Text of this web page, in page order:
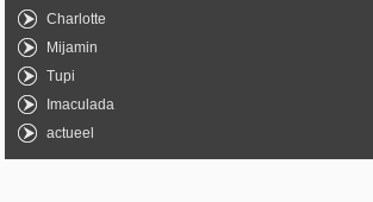
Charlotte
Mijamin
Tupi
Imaculada
actueel